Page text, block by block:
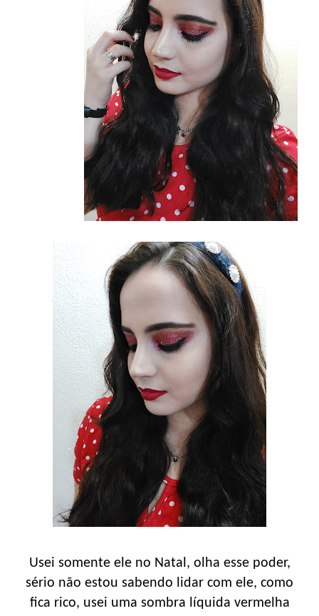
Usei somente ele no Natal, olha esse poder,
sério não estou sabendo lidar com ele, como
fica rico, usei uma sombra líquida vermelha